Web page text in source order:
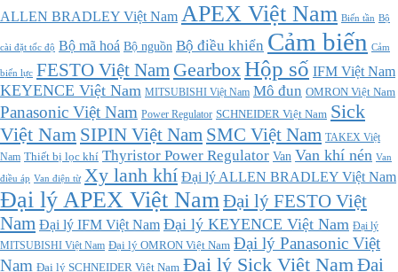
ALLEN BRADLEY Việt Nam APEX Việt Nam Biến tần Bộ
cài đặt tốc độ Bộ mã hoá Bộ nguồn Bộ điều khiển Cảm biến Cảm
biến lực FESTO Việt Nam GearboxHộp số IFM Việt Nam
KEYENCE Việt Nam MITSUBISHI Việt Nam Mô đun OMRON Việt Nam
Panasonic Việt Nam Power Regulator SCHNEIDER Việt Nam Sick
Việt Nam SIPIN Việt Nam SMC Việt Nam TAKEX Việt
Nam Thiết bị lọc khí Thyristor Power Regulator Van Van khí nén Van
điều áp Van điện từ Xy lanh khí Đại lý ALLEN BRADLEY Việt Nam
Đại lý APEX Việt NamĐại lý FESTO Việt
Nam Đại lý IFM Việt Nam Đại lý KEYENCE Việt Nam Đại lý
MITSUBISHI Việt Nam Đại lý OMRON Việt Nam Đại lý Panasonic Việt
Nam Đại lý SCHNEIDER Việt Nam Đại lý Sick Việt NamĐại